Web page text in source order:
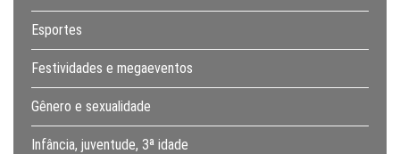
Esportes
Festividades e megaeventos
Gênero e sexualidade
Infância, juventude, 3ª idade